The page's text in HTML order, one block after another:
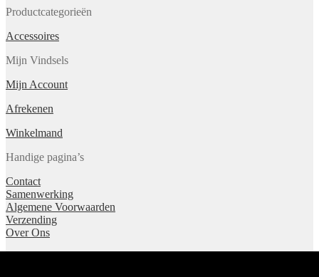
Productcategorieën
Accessoires
Mijn Vindsels
Mijn Account
Afrekenen
Winkelmand
Handige pagina’s
Contact
Samenwerking
Algemene Voorwaarden
Verzending
Over Ons